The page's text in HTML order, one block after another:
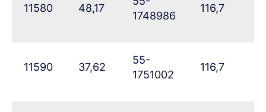
11580 48,17
1748986
116,7
11590 37,62
55-
1751002
116,7